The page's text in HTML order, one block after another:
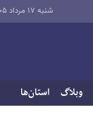
شنبه ۱۷ مرداد ۱۴۰۵
وبلاگ استان‌ها